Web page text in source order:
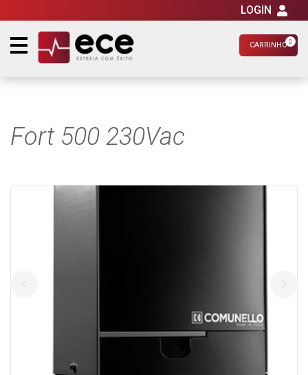
CARRINHO 0
LOGIN
Fort 500 230Vac